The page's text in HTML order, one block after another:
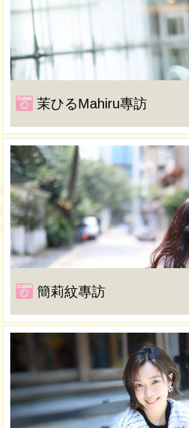
茉ひるMahiru專訪
簡莉紋專訪